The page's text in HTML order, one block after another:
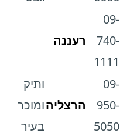
09-
740-
1111
רעננה
09-
950-
5050
הרצליה
ותיק
ומוכר
בעיר